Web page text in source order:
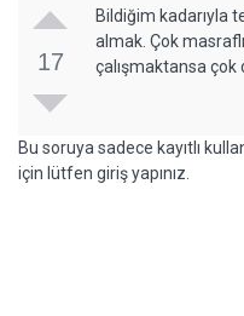
17
Bildiğim kadarıyla
almak. Çok
çalışmaktansa çok
Bu soruya sadece kayıtlı
için lütfen giriş yapınız.